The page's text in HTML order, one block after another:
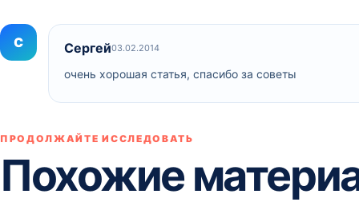
С Сергей03.02.2014
очень хорошая статья, спасибо за советы
ПРОДОЛЖАЙТЕ ИССЛЕДОВАТЬ
Похожие